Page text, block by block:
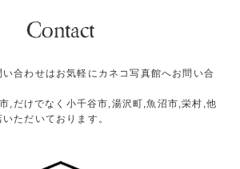
合わせはお気軽にカネコ写真館へお問い合
,だけでなく小千谷市,湯沢町,魚沼市,栄村,他
ただいております。